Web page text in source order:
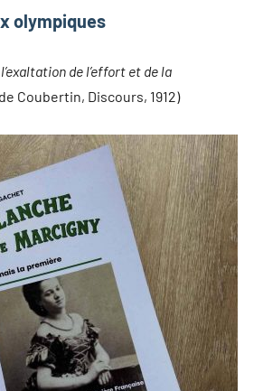
olympiques
de l’effort et de la
de Coubertin, Discours, 1912)